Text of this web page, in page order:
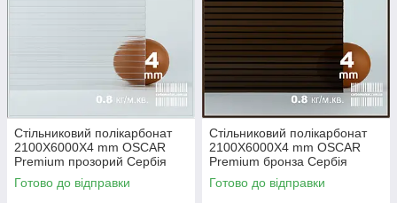
Стільниковий полікарбонат
2100Х6000Х4 mm OSCAR
Premium прозорий Сербія
Готово до відправки
Стільниковий полікарбонат
2100Х6000Х4 mm OSCAR
Premium бронза Сербія
Готово до відправки